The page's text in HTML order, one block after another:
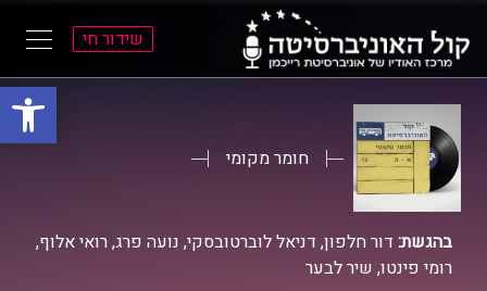
פתח
הראשי
הראשי
שידור חי
חומר מקומי
בהגשת: דור חלפון, דניאל לוברטובסקי, נועה פרג, רואי אלוף,
רומי פינטו, שיר לבער